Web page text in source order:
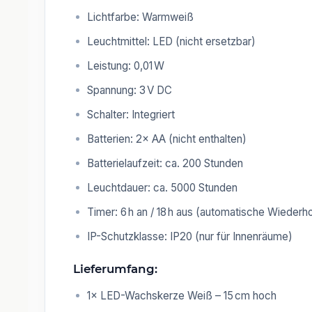
Lichtfarbe: Warmweiß
Leuchtmittel: LED (nicht ersetzbar)
Leistung: 0,01 W
Spannung: 3 V DC
Schalter: Integriert
Batterien: 2× AA (nicht enthalten)
Batterielaufzeit: ca. 200 Stunden
Leuchtdauer: ca. 5000 Stunden
Timer: 6 h an / 18 h aus (automatische
IP-Schutzklasse: IP20 (nur für Innenräume)
Lieferumfang:
1× LED-Wachskerze Weiß – 15 cm hoch